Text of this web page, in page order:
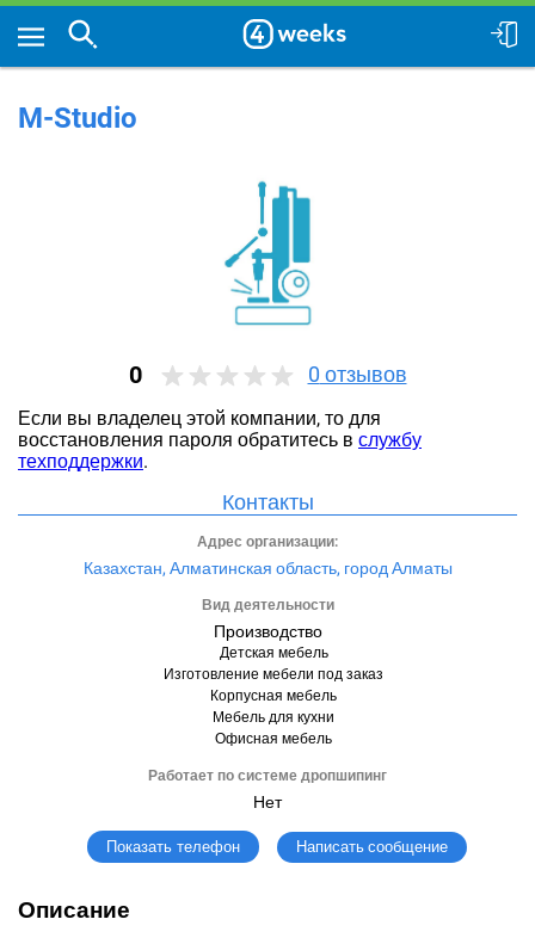
M-Studio
0 0 отзывов
Если вы владелец этой компании, то для
восстановления пароля обратитесь в службу
техподдержки.
Контакты
Адрес организации:
Казахстан, Алматинская область, город Алматы
Вид деятельности
Производство
Детская мебель
Изготовление мебели под заказ
Корпусная мебель
Мебель для кухни
Офисная мебель
Работает по системе дропшипинг
Нет
Показать телефон Написать сообщение
Описание